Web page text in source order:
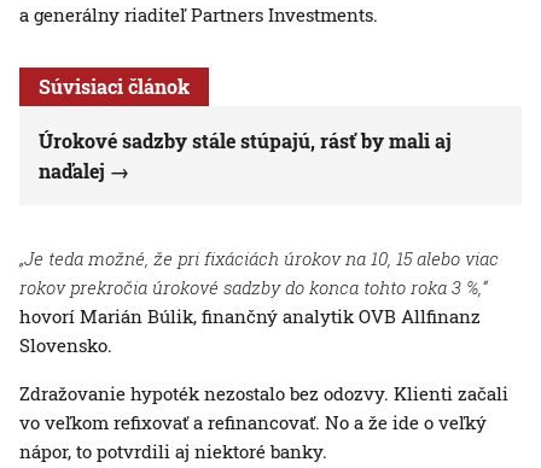
a generálny riaditeľ Partners Investments.
Súvisiaci článok
Úrokové sadzby stále stúpajú, rásť by mali aj
naďalej
„Je teda možné, že pri fixáciách úrokov na 10, 15 alebo viac
rokov prekročia úrokové sadzby do konca tohto roka 3 %,“
hovorí Marián Búlik, finančný analytik OVB Allfinanz
Slovensko.
Zdražovanie hypoték nezostalo bez odozvy. Klienti začali
vo veľkom refixovať a refinancovať. No a že ide o veľký
nápor, to potvrdili aj niektoré banky.